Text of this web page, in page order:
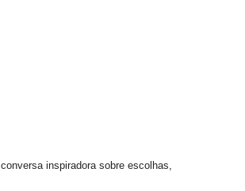
inspiradora sobre escolhas,